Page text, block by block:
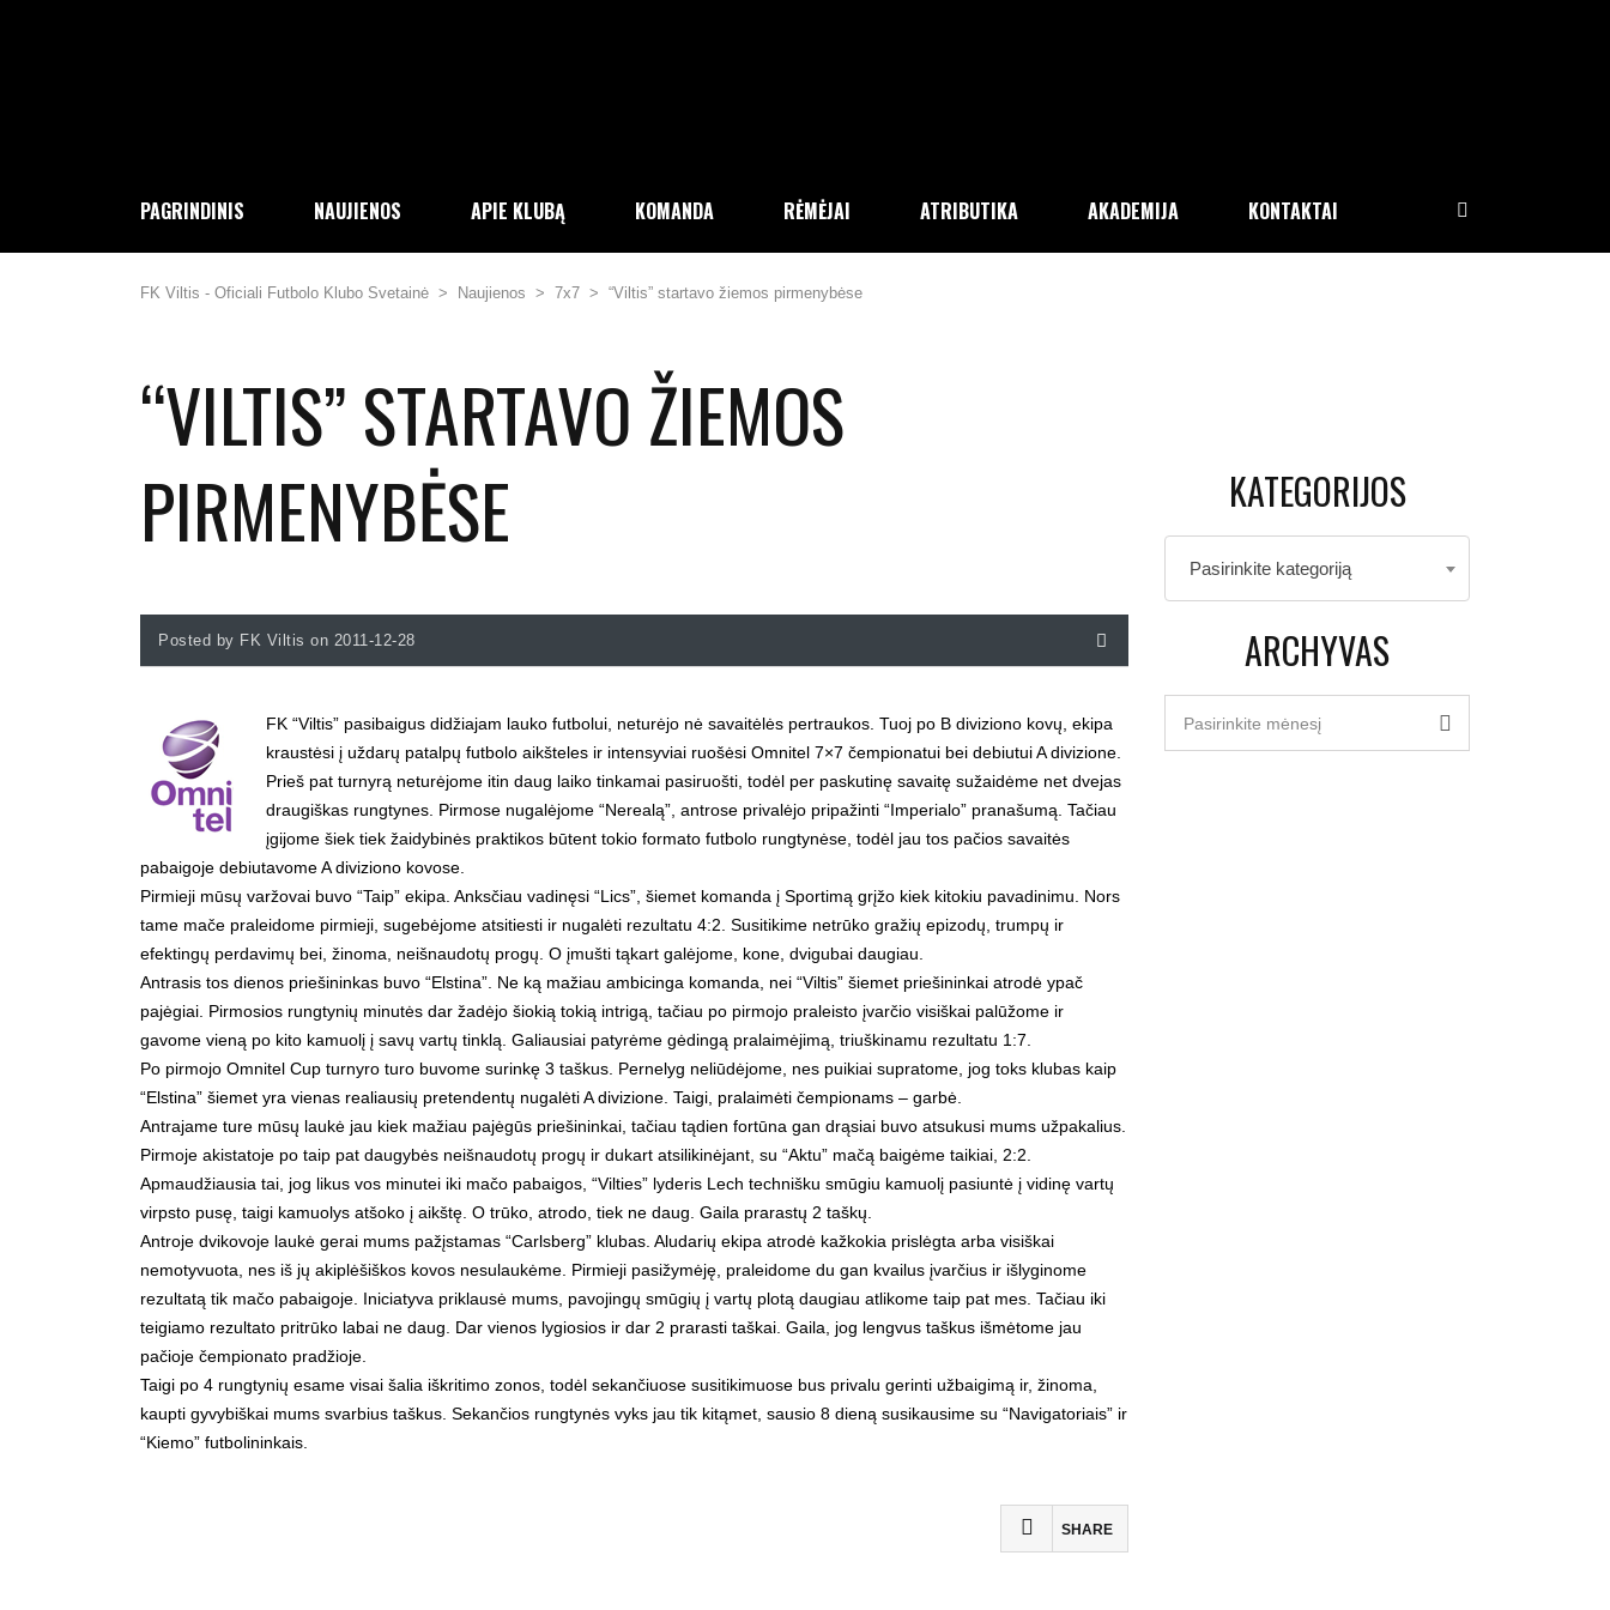
PAGRINDINIS NAUJIENOS APIE KLUBĄ KOMANDA RĖMĖJAI ATRIBUTIKA AKADEMIJA KONTAKTAI
FK Viltis - Oficiali Futbolo Klubo Svetainė > Naujienos > 7x7 > “Viltis” startavo žiemos pirmenybėse
“VILTIS” STARTAVO ŽIEMOS
PIRMENYBĖSE
Posted by FK Viltis on 2011-12-28
FK “Viltis” pasibaigus didžiajam lauko futbolui, neturėjo nė savaitėlės pertraukos. Tuoj po B diviziono kovų, ekipa
kraustėsi į uždarų patalpų futbolo aikšteles ir intensyviai ruošėsi Omnitel 7×7 čempionatui bei debiutui A divizione.
Prieš pat turnyrą neturėjome itin daug laiko tinkamai pasiruošti, todėl per paskutinę savaitę sužaidėme net dvejas
draugiškas rungtynes. Pirmose nugalėjome “Nerealą”, antrose privalėjo pripažinti “Imperialo” pranašumą. Tačiau
įgijome šiek tiek žaidybinės praktikos būtent tokio formato futbolo rungtynėse, todėl jau tos pačios savaitės
pabaigoje debiutavome A diviziono kovose.
Pirmieji mūsų varžovai buvo “Taip” ekipa. Anksčiau vadinęsi “Lics”, šiemet komanda į Sportimą grįžo kiek kitokiu pavadinimu. Nors
tame mače praleidome pirmieji, sugebėjome atsitiesti ir nugalėti rezultatu 4:2. Susitikime netrūko gražių epizodų, trumpų ir
efektingų perdavimų bei, žinoma, neišnaudotų progų. O įmušti tąkart galėjome, kone, dvigubai daugiau.
Antrasis tos dienos priešininkas buvo “Elstina”. Ne ką mažiau ambicinga komanda, nei “Viltis” šiemet priešininkai atrodė ypač
pajėgiai. Pirmosios rungtynių minutės dar žadėjo šiokią tokią intrigą, tačiau po pirmojo praleisto įvarčio visiškai palūžome ir
gavome vieną po kito kamuolį į savų vartų tinklą. Galiausiai patyrėme gėdingą pralaimėjimą, triuškinamu rezultatu 1:7.
Po pirmojo Omnitel Cup turnyro turo buvome surinkę 3 taškus. Pernelyg neliūdėjome, nes puikiai supratome, jog toks klubas kaip
“Elstina” šiemet yra vienas realiausių pretendentų nugalėti A divizione. Taigi, pralaimėti čempionams – garbė.
Antrajame ture mūsų laukė jau kiek mažiau pajėgūs priešininkai, tačiau tądien fortūna gan drąsiai buvo atsukusi mums užpakalius.
Pirmoje akistatoje po taip pat daugybės neišnaudotų progų ir dukart atsilikinėjant, su “Aktu” mačą baigėme taikiai, 2:2.
Apmaudžiausia tai, jog likus vos minutei iki mačo pabaigos, “Vilties” lyderis Lech technišku smūgiu kamuolį pasiuntė į vidinę vartų
virpsto pusę, taigi kamuolys atšoko į aikštę. O trūko, atrodo, tiek ne daug. Gaila prarastų 2 taškų.
Antroje dvikovoje laukė gerai mums pažįstamas “Carlsberg” klubas. Aludarių ekipa atrodė kažkokia prislėgta arba visiškai
nemotyvuota, nes iš jų akiplėšiškos kovos nesulaukėme. Pirmieji pasižymėję, praleidome du gan kvailus įvarčius ir išlyginome
rezultatą tik mačo pabaigoje. Iniciatyva priklausė mums, pavojingų smūgių į vartų plotą daugiau atlikome taip pat mes. Tačiau iki
teigiamo rezultato pritrūko labai ne daug. Dar vienos lygiosios ir dar 2 prarasti taškai. Gaila, jog lengvus taškus išmėtome jau
pačioje čempionato pradžioje.
Taigi po 4 rungtynių esame visai šalia iškritimo zonos, todėl sekančiuose susitikimuose bus privalu gerinti užbaigimą ir, žinoma,
kaupti gyvybiškai mums svarbius taškus. Sekančios rungtynės vyks jau tik kitąmet, sausio 8 dieną susikausime su “Navigatoriais” ir
“Kiemo” futbolininkais.
SHARE
KATEGORIJOS
Pasirinkite kategoriją
ARCHYVAS
Pasirinkite mėnesį